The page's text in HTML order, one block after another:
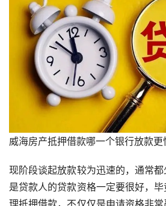
威海房产抵押借款哪一个银行放款更
现阶段谈起放款较为迅速的，通常
是贷款人的贷款资格一定要很好，
理抵押借款，不仅仅是申请资格非